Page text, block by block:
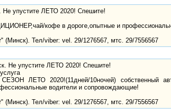
Не упустите ЛЕТО 2020! Спешите!
кофе в дороге,опытные и
(Минск). Тел/viber: vel. 29/1276567, мтс. 29/7556567
Не упустите ЛЕТО 2020! Спешите!
ЛЕТО 2020!(11дней/10ночей) собственный
водители и сопровождающие!
(Минск). Тел/viber: vel. 29/1276567, мтс. 29/7556567